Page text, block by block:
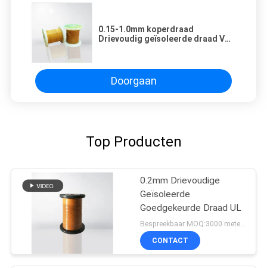
0.15-1.0mm koperdraad
Drievoudig geïsoleerde draad VDE
Doorgaan
Top Producten
0.2mm Drievoudige
Geïsoleerde
Goedgekeurde Draad UL
Bespreekbaar MOQ:3000 meters
CONTACT